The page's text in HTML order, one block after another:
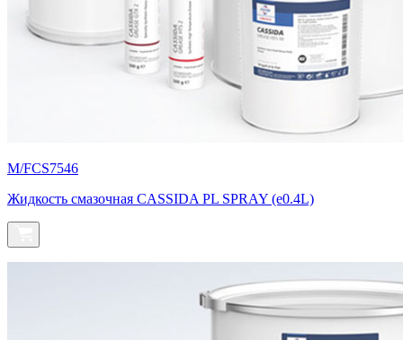
M/FCS7546
Жидкость смазочная CASSIDA PL SPRAY (e0.4L)